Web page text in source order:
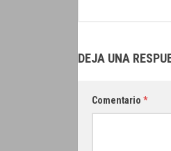
DEJA UNA
Comentario *